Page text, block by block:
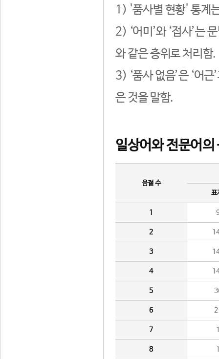
1) '품사별 현황' 통계
2) ‘어미’와 ‘접사’는
와 같은 층위로 처리함.
3) ‘품사 없음’은 ‘어
은 것을 말함.
일상어와 전문어의
음절 수
표
1
2
3
4
5
6
7
8